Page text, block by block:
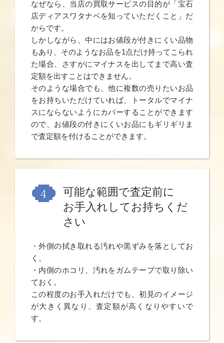
なぜなら、当店の買取サービスの目的が「宝石
店ディアスワタナベを知っていただくこと」だ
からです。
しかしながら、中にはお値段が付きにくい品物
もあり、そのようなお品を1点だけ持ってこられ
た場合、さすがにマイナスを出してまで高い査
定額を出すことはできません。
そのような場合でも、他に複数の売りたいお品
をお持ちいただけていれば、トータルでマイナ
スにならないようにカバーすることができます
ので、お値段の付きにくいお品にもギリギリま
で査定額を付けることができます。
可能な範囲で査定前に
お手入れしてお持ちくだ
さい
・外側の拭き取れる汚れや黒ずみを落としてお
く。
・内側のホコリ、汚れをガムテープで取り除い
ておく。
この程度のお手入れだけでも、初見のイメージ
が大きく異なり、査定額が高くなりやすいで
す。